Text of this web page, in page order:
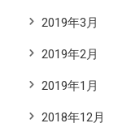
2019年3月
2019年2月
2019年1月
2018年12月